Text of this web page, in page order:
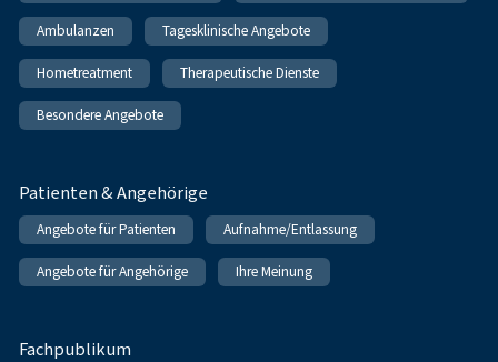
Ambulanzen Tagesklinische Angebote
Hometreatment Therapeutische Dienste
Besondere Angebote
Patienten & Angehörige
Angebote für Patienten Aufnahme/Entlassung
Angebote für Angehörige Ihre Meinung
Fachpublikum